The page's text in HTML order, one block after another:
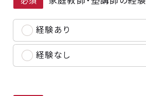
経験あり
経験なし